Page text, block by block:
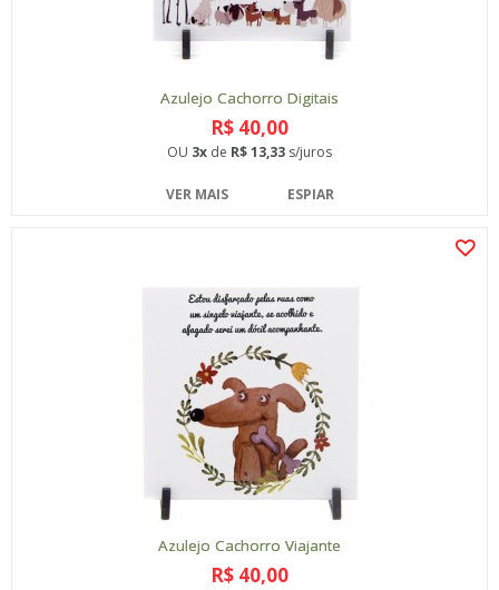
Azulejo Cachorro Digitais
R$ 40,00
OU 3x de R$ 13,33 s/juros
VER MAIS ESPIAR
Azulejo Cachorro Viajante
R$ 40,00